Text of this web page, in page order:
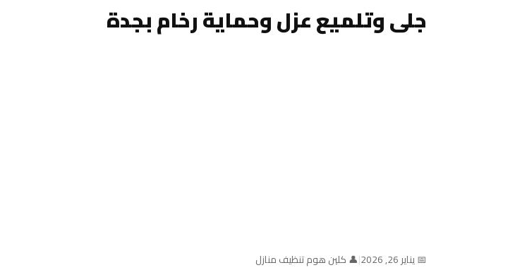
جلى وتلميع عزل وحماية رخام بجدة
📅 يناير 26, 2026 |👤 كلين هوم تنظيف منازل